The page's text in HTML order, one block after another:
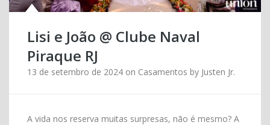
Lisi e João @ Clube Naval
Piraque RJ
13 de setembro de 2024 on Casamentos by Justen Jr.
A vida nos reserva muitas surpresas, não é mesmo? A